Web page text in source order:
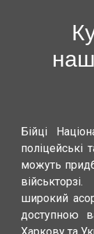
Бійці
поліцейські
можуть
широкий
доступною